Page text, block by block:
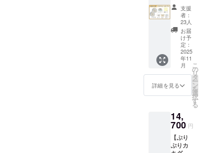
ございま
す。
◾️ プライバ
シー
お問い合わ
しては、プ
ポリシーに
準じて管理
させていた
だきます。
料990円
を含ん
でおり
ます。
ぷりぷ
りカキ
いっぱ
いプラ
ン 送料
1,100円
分割引
になっ
ている
お得な
プラン
です。
ブラン
ケッ
ト 2点
・マス
キング
支援
者：
23人
お届
け予
定：
2025
年11
月
詳細を見る
こ
の
リ
タ
ー
ン
を
選
択
す
る
14,
700 円
【ぷり
ぷりカ